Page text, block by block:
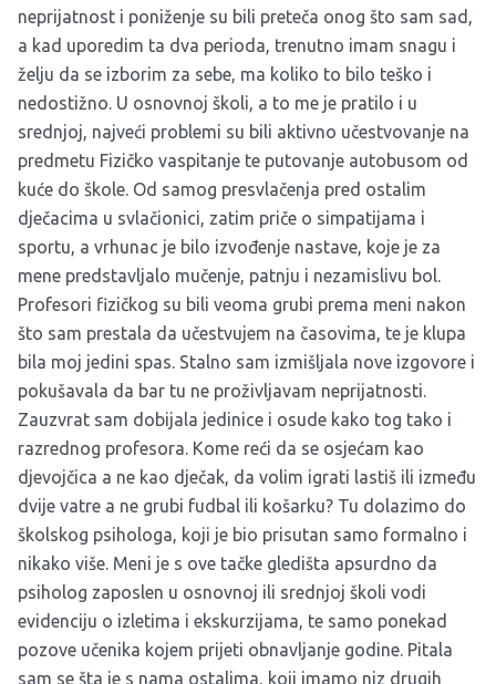
neprijatnost i poniženje su bili preteča onog što sam sad,
a kad uporedim ta dva perioda, trenutno imam snagu i
želju da se izborim za sebe, ma koliko to bilo teško i
nedostižno. U osnovnoj školi, a to me je pratilo i u
srednjoj, najveći problemi su bili aktivno učestvovanje na
predmetu Fizičko vaspitanje te putovanje autobusom od
kuće do škole. Od samog presvlačenja pred ostalim
dječacima u svlačionici, zatim priče o simpatijama i
sportu, a vrhunac je bilo izvođenje nastave, koje je za
mene predstavljalo mučenje, patnju i nezamislivu bol.
Profesori fizičkog su bili veoma grubi prema meni nakon
što sam prestala da učestvujem na časovima, te je klupa
bila moj jedini spas. Stalno sam izmišljala nove izgovore i
pokušavala da bar tu ne proživljavam neprijatnosti.
Zauzvrat sam dobijala jedinice i osude kako tog tako i
razrednog profesora. Kome reći da se osjećam kao
djevojčica a ne kao dječak, da volim igrati lastiš ili između
dvije vatre a ne grubi fudbal ili košarku? Tu dolazimo do
školskog psihologa, koji je bio prisutan samo formalno i
nikako više. Meni je s ove tačke gledišta apsurdno da
psiholog zaposlen u osnovnoj ili srednjoj školi vodi
evidenciju o izletima i ekskurzijama, te samo ponekad
pozove učenika kojem prijeti obnavljanje godine. Pitala
sam se šta je s nama ostalima, koji imamo niz drugih